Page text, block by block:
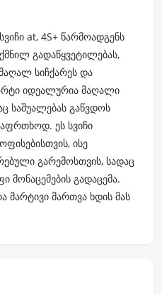
at, 4S+ წარმოადგენს
გადაწყვეტილებას,
სიჩქარეს და
იდეალურია მაღალი
საშუალებას გაწვდოს
ეს სვიჩი
ისე
გარემოსთვის, სადაც
მონაცემების გადაცემა.
მარტივი მართვა ხდის მას